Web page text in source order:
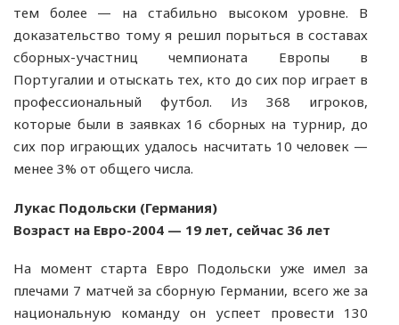
тем более — на стабильно высоком уровне. В
доказательство тому я решил порыться в составах
сборных-участниц чемпионата Европы в
Португалии и отыскать тех, кто до сих пор играет в
профессиональный футбол. Из 368 игроков,
которые были в заявках 16 сборных на турнир, до
сих пор играющих удалось насчитать 10 человек —
менее 3% от общего числа.
Лукас Подольски (Германия)
Возраст на Евро-2004 — 19 лет, сейчас 36 лет
На момент старта Евро Подольски уже имел за
плечами 7 матчей за сборную Германии, всего же за
национальную команду он успеет провести 130